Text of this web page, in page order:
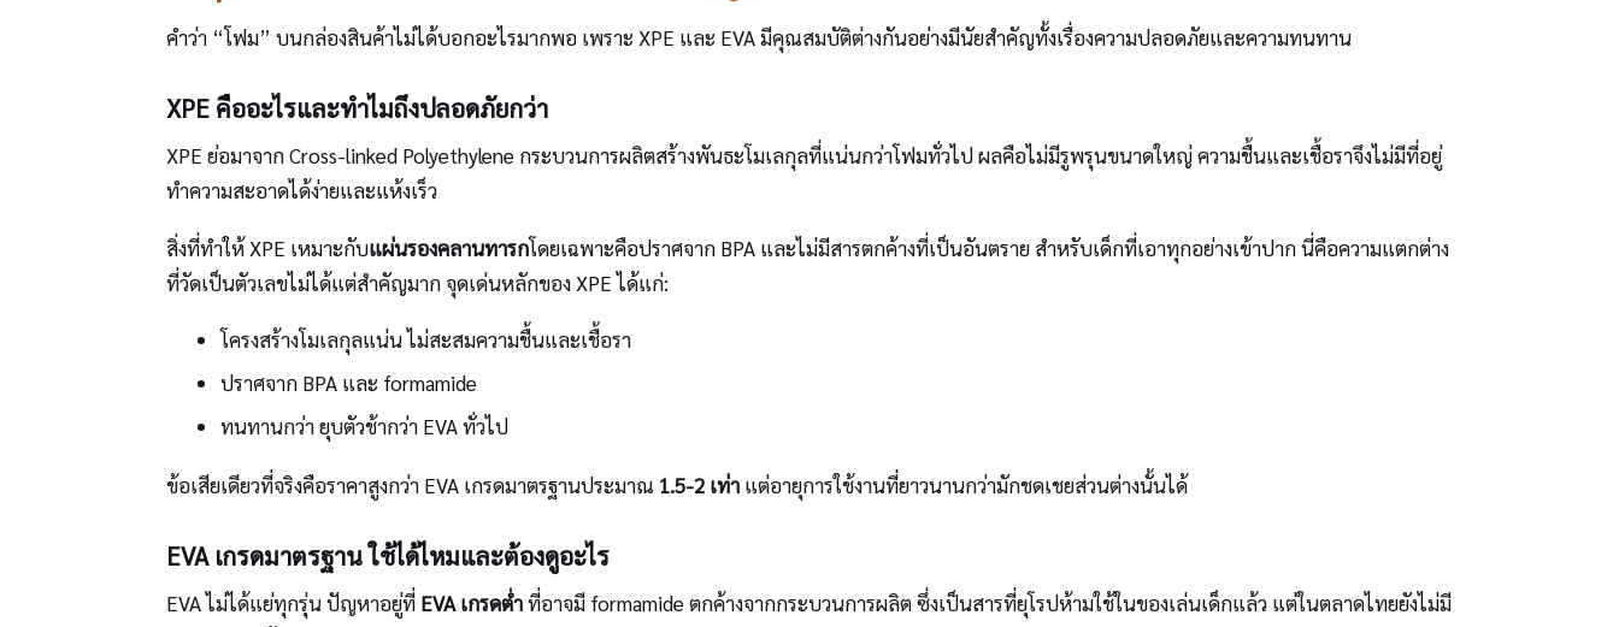
คำว่า “โฟม” บนกล่องสินค้าไม่ได้บอกอะไรมากพอ เพราะ XPE และ EVA มีคุณสมบัติต่างกันอย่างมีนัยสำคัญทั้งเรื่องความปลอดภัยและความทนทาน
XPE คืออะไรและทำไมถึงปลอดภัยกว่า
XPE ย่อมาจาก Cross-linked Polyethylene กระบวนการผลิตสร้างพันธะโมเลกุลที่แน่นกว่าโฟมทั่วไป ผลคือไม่มีรูพรุนขนาดใหญ่ ความชื้นและเชื้อราจึงไม่มีที่อยู่
ทำความสะอาดได้ง่ายและแห้งเร็ว
สิ่งที่ทำให้ XPE เหมาะกับแผ่นรองคลานทารกโดยเฉพาะคือปราศจาก BPA และไม่มีสารตกค้างที่เป็นอันตราย สำหรับเด็กที่เอาทุกอย่างเข้าปาก นี่คือความแตกต่าง
ที่วัดเป็นตัวเลขไม่ได้แต่สำคัญมาก จุดเด่นหลักของ XPE ได้แก่:
โครงสร้างโมเลกุลแน่น ไม่สะสมความชื้นและเชื้อรา
ปราศจาก BPA และ formamide
ทนทานกว่า ยุบตัวช้ากว่า EVA ทั่วไป
ข้อเสียเดียวที่จริงคือราคาสูงกว่า EVA เกรดมาตรฐานประมาณ 1.5-2 เท่า แต่อายุการใช้งานที่ยาวนานกว่ามักชดเชยส่วนต่างนั้นได้
EVA เกรดมาตรฐาน ใช้ได้ไหมและต้องดูอะไร
EVA ไม่ได้แย่ทุกรุ่น ปัญหาอยู่ที่ EVA เกรดต่ำที่อาจมี formamide ตกค้างจากกระบวนการผลิต ซึ่งเป็นสารที่ยุโรปห้ามใช้ในของเล่นเด็กแล้ว แต่ในตลาดไทยยังไม่มี